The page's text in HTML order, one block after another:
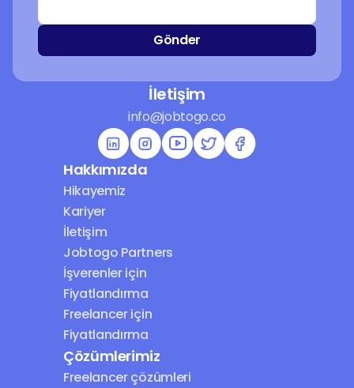
Gönder
İletişim
info@jobtogo.co
Hakkımızda
Hikayemiz
Kariyer
İletişim
Jobtogo Partners
İşverenler için
Fiyatlandırma
Freelancer için
Fiyatlandırma
Çözümlerimiz
Freelancer çözümleri